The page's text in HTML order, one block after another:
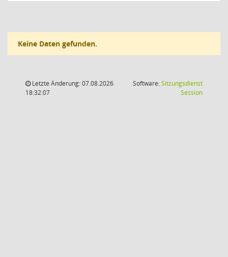
Keine Daten gefunden.
Letzte Änderung: 07.08.2026
18:32:07
Software:Sitzungsdienst
Session(Wird in